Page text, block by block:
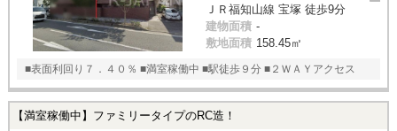
ＪＲ福知山線 宝塚 徒歩9分
建物面積 -
敷地面積 158.45㎡
■表面利回り７．４０％ ■満室稼働中 ■駅徒歩９分 ■２ＷＡＹアクセス
【満室稼働中】ファミリータイプのRC造！